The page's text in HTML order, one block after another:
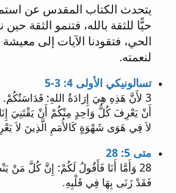
يتحدث الكتاب المقدس عن
حيًّا للثقة بالله، فتنمو الثقة
الحي، فتقودنا الآيات إلى
لنعمته.
تسالونيكي الأولى 4: 3-5
لاَ فِي هَوَى شَهْوَةٍ كَالأُمَمِ الَّذِينَ لاَ
متى 5: 28
28 وَأَمَّا أَنَا فَأَقُولُ لَكُمْ: إِنَّ كُلَّ مَنْ
فَقَدْ زَنَى بِهَا فِي قَلْبِهِ.